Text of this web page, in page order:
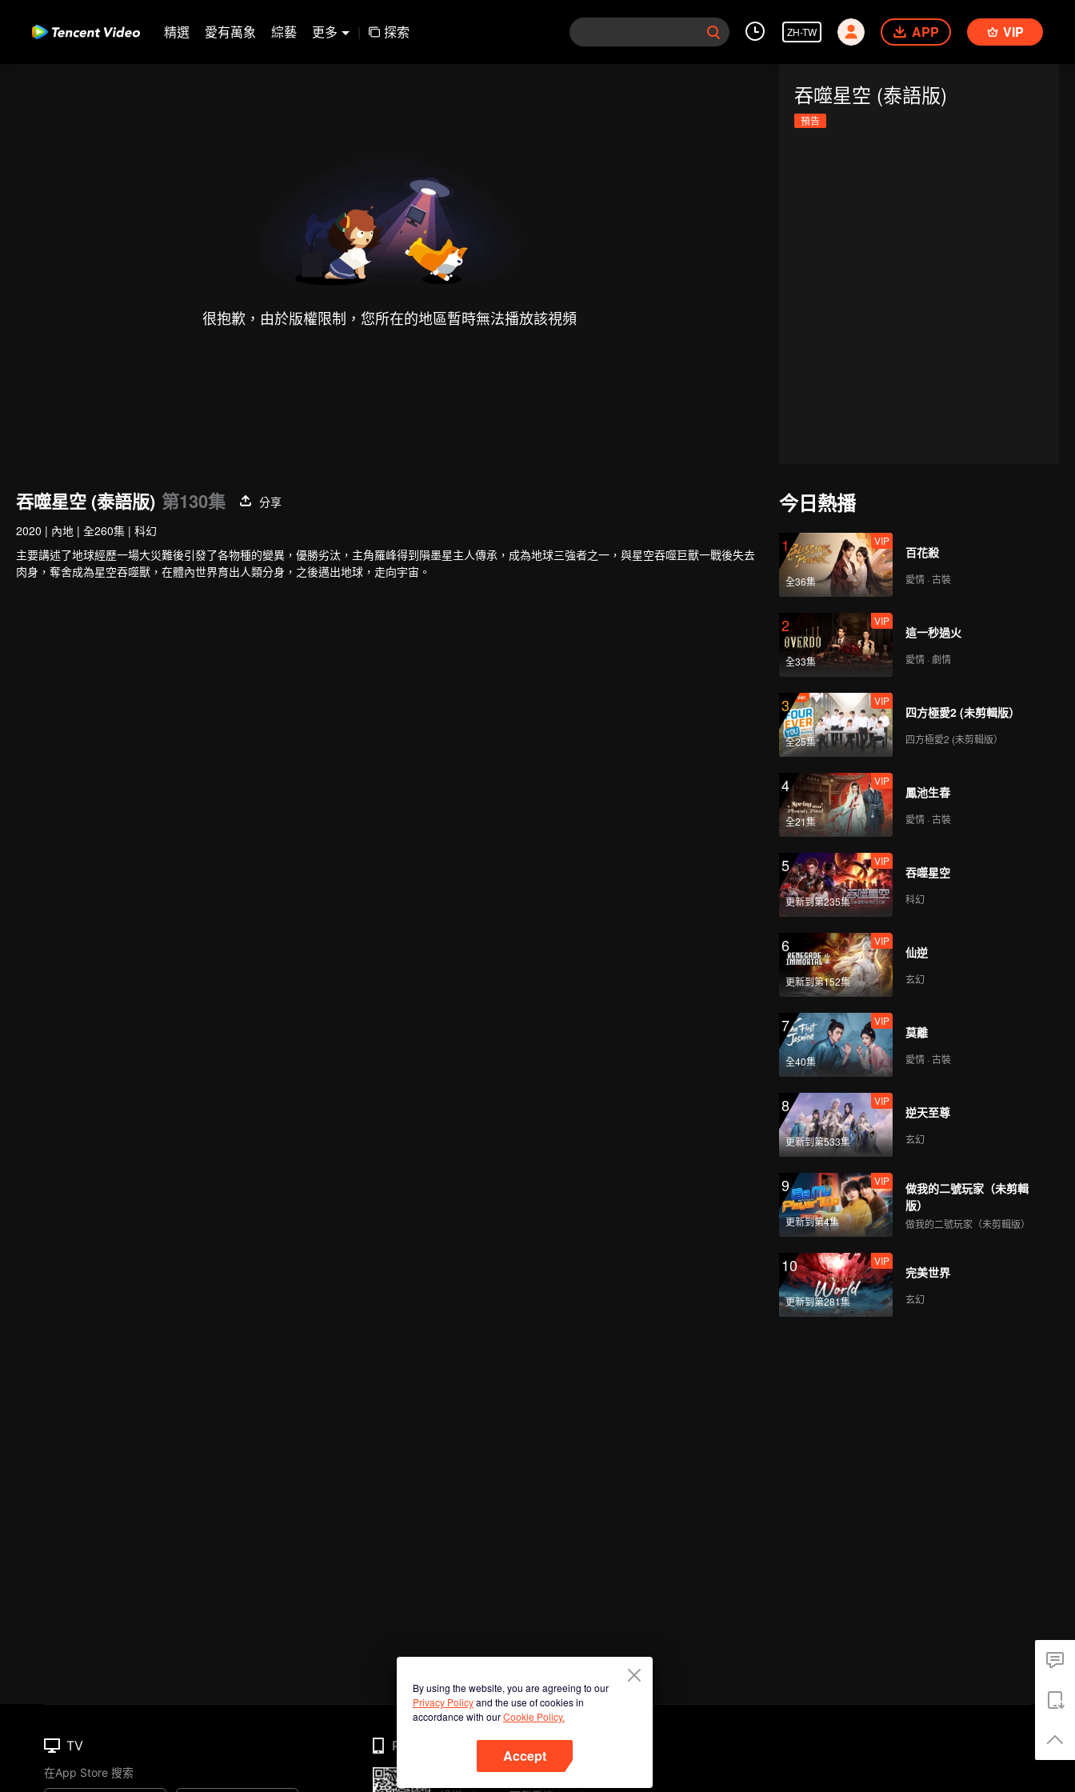
精選 愛有萬象 綜藝 更多 | 探索 ZH-TW APP VIP
很抱歉，由於版權限制，您所在的地區暫時無法播放該視頻
吞噬星空 (泰語版)
預告
吞噬星空 (泰語版) 第130集
分享
2020 | 內地 | 全260集 | 科幻
主要講述了地球經歷一場大災難後引發了各物種的變異，優勝劣汰，主角羅峰得到隕墨星主人傳承，成為地球三強者之一，與星空吞噬巨獸一戰後失去
肉身，奪舍成為星空吞噬獸，在體內世界育出人類分身，之後邁出地球，走向宇宙。
今日熱播
1
全36集
VIP
百花殺
愛情 · 古裝
2
全33集
VIP
這一秒過火
愛情 · 劇情
3
全25集
VIP
四方極愛2 (未剪輯版）
四方極愛2 (未剪輯版）
4
全21集
VIP
鳳池生春
愛情 · 古裝
5
更新到第235集
VIP
吞噬星空
科幻
6
更新到第152集
VIP
仙逆
玄幻
7
全40集
VIP
莫離
愛情 · 古裝
8
更新到第533集
VIP
逆天至尊
玄幻
9
更新到第4集
VIP
做我的二號玩家（未剪輯
版）
做我的二號玩家（未剪輯版）
10
更新到第281集
VIP
完美世界
玄幻
By using the website, you are agreeing to our
Privacy Policyand the use of cookies in
accordance with ourCookie Policy.
Accept
TV
在App Store 搜索
Phone